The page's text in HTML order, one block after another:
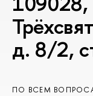
д. 8/2,
ПО ВСЕМ